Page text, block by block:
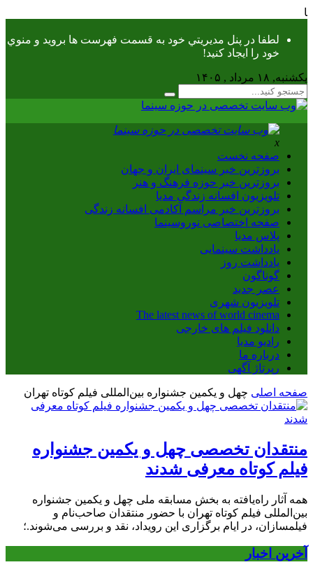
لطفا در پنل مديريتي خود به قسمت فهرست ها برويد و منوي
خود را ايجاد كنيد!
یکشنبه, ۱۸ مرداد , ۱۴۰۵
x
صفحه نخست
بروزترین خبر سینمای ایران و جهان
بروزترین خبر حوزه فرهنگ و هنر
تلویزیون افسانه زندگی مدیا
بروزترین خبر مراسم آکادمی افسانه زندگی
صفحه اختصاصی نوروسینما
پلاس مدیا
یادداشت سینمایی
یادداشت روز
گوناگون
عصر جدید
تلویزیون شهری
The latest news of world cinema
دانلود فیلم های خارجی
رادیو مدیا
درباره ما
رپرتاژ آگهی
صفحه اصلی چهل و یکمین جشنواره بین‌المللی فیلم کوتاه تهران
منتقدان تخصصی چهل و یکمین جشنواره
فیلم کوتاه معرفی شدند
همه آثار راه‌یافته به بخش مسابقه ملی چهل و یکمین جشنواره
بین‌المللی فیلم کوتاه تهران با حضور منتقدان صاحب‌نام و
فیلمسازان، در ایام برگزاری این رویداد، نقد و بررسی می‌شوند.؛
آخرین اخبار